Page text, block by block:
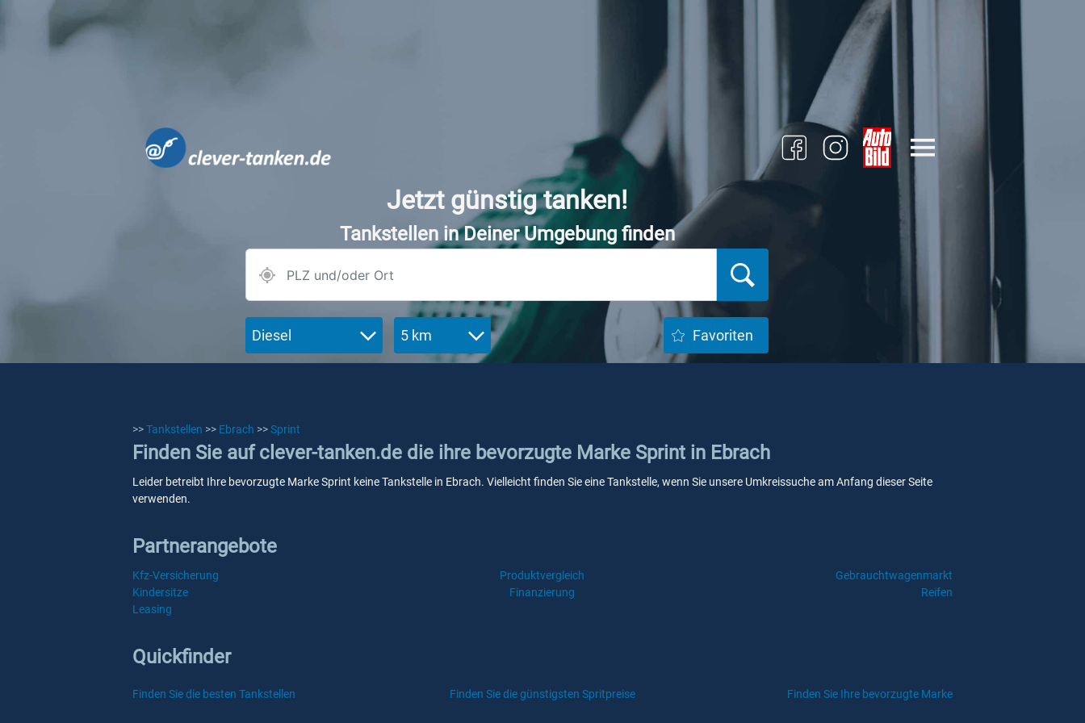
Jetzt günstig tanken!
Tankstellen in Deiner Umgebung finden
Diesel 5 km Favoriten
>>Tankstellen >> Ebrach >>Sprint
Finden Sie auf clever-tanken.de die ihre bevorzugte Marke Sprint in Ebrach
Leider betreibt Ihre bevorzugte Marke Sprint keine Tankstelle in Ebrach. Vielleicht finden Sie eine Tankstelle, wenn Sie unsere Umkreissuche am Anfang dieser Seite
verwenden.
Partnerangebote
Kfz-Versicherung Produktvergleich
Gebrauchtwagenmarkt
Kindersitze
Finanzierung
Reifen
Leasing
Quickfinder
Finden Sie die besten Tankstellen Finden Sie die günstigsten Spritpreise Finden Sie Ihre bevorzugte Marke